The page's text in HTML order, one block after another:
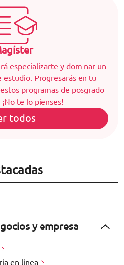
especializarte y dominar un
estudio. Progresarás en tu
programas de posgrado
¡No te lo pienses!
todos
y empresa
en línea